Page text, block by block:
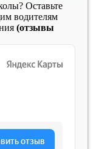
Оставьте
водителям
(отзывы